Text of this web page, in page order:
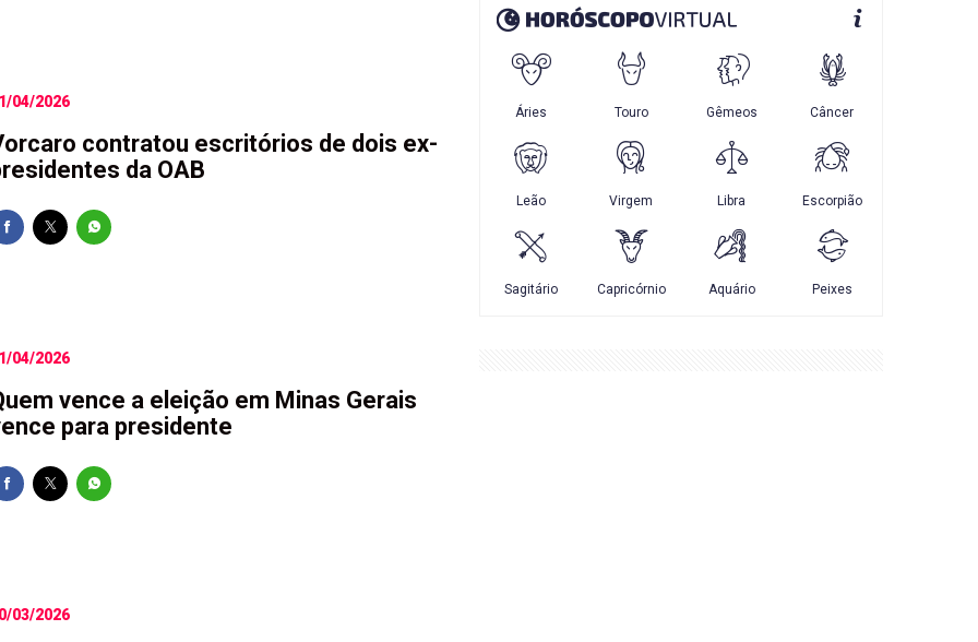
04/2026
contratou escritórios de dois ex-
da OAB
04/2026
vence a eleição em Minas Gerais
para presidente
03/2026